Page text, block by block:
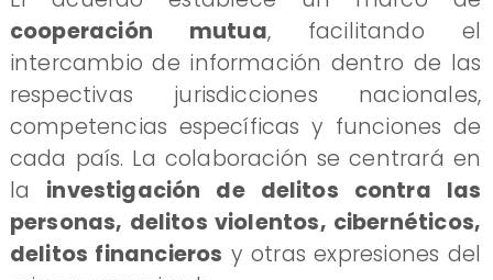
cooperación mutua, facilitando el
intercambio de información dentro de las
respectivas jurisdicciones nacionales,
competencias específicas y funciones de
cada país. La colaboración se centrará en
la investigación de delitos contra las
personas, delitos violentos, cibernéticos,
delitos financieros y otras expresiones del